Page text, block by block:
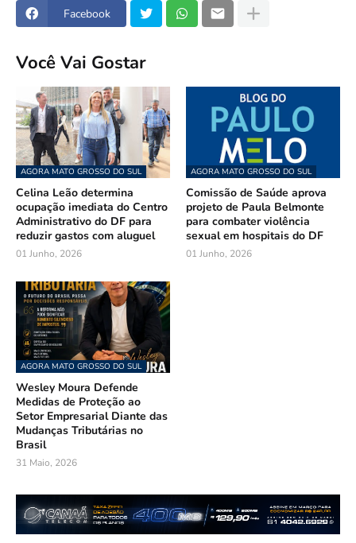
Facebook
Você Vai Gostar
AGORA MATO GROSSO DO SUL
Celina Leão determina
ocupação imediata do Centro
Administrativo do DF para
reduzir gastos com aluguel
01 Junho, 2026
AGORA MATO GROSSO DO SUL
Comissão de Saúde aprova
projeto de Paula Belmonte
para combater violência
sexual em hospitais do DF
01 Junho, 2026
AGORA MATO GROSSO DO SUL
Wesley Moura Defende
Medidas de Proteção ao
Setor Empresarial Diante das
Mudanças Tributárias no
Brasil
31 Maio, 2026